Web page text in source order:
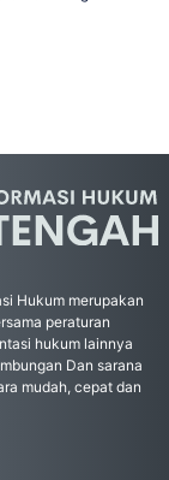
Hukum merupakan
peraturan
hukum lainnya
Dan sarana
mudah, cepat dan